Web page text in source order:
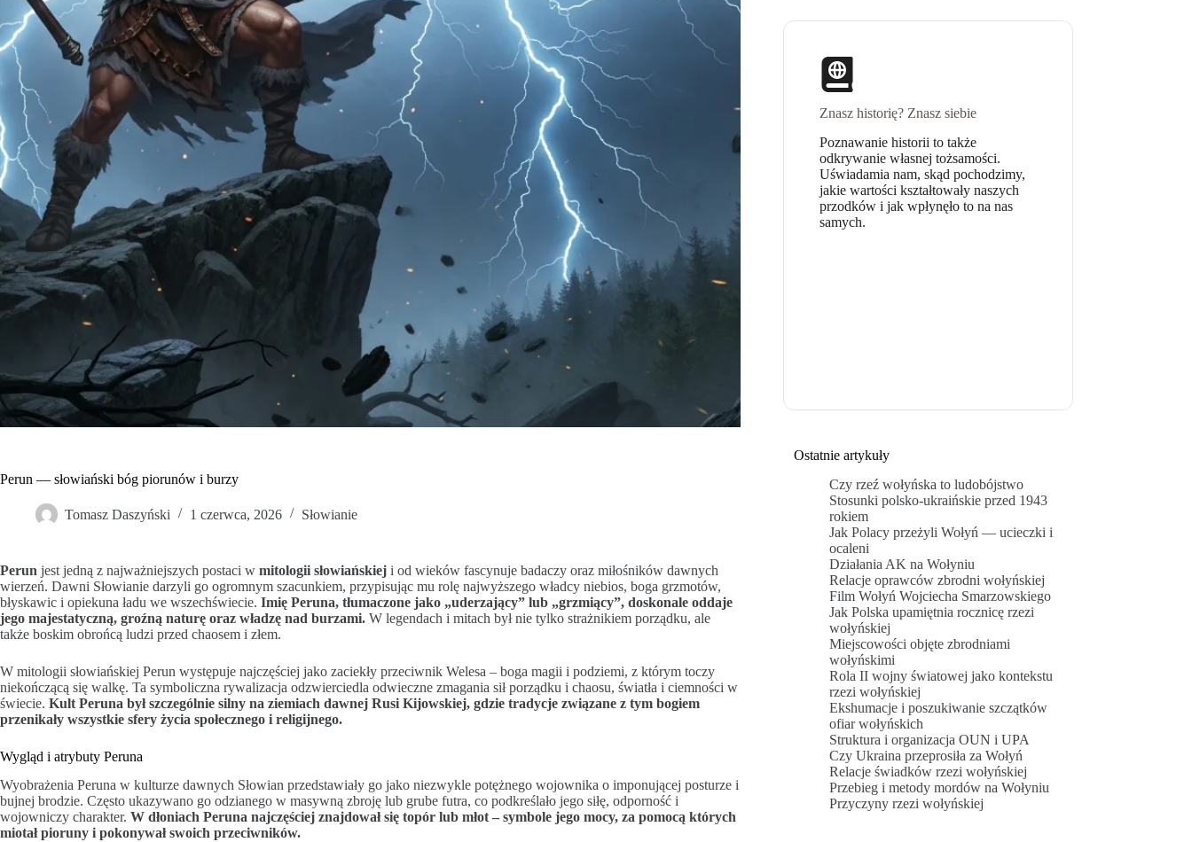
Perun — słowiański bóg piorunów i burzy
Tomasz Daszyński 1 czerwca, 2026 Słowianie
Perun jest jedną z najważniejszych postaci w mitologii słowiańskiej i od wieków fascynuje badaczy oraz miłośników dawnych
wierzeń. Dawni Słowianie darzyli go ogromnym szacunkiem, przypisując mu rolę najwyższego władcy niebios, boga grzmotów,
błyskawic i opiekuna ładu we wszechświecie. Imię Peruna, tłumaczone jako „uderzający” lub „grzmiący”, doskonale oddaje
jego majestatyczną, groźną naturę oraz władzę nad burzami. W legendach i mitach był nie tylko strażnikiem porządku, ale
także boskim obrońcą ludzi przed chaosem i złem.
W mitologii słowiańskiej Perun występuje najczęściej jako zaciekły przeciwnik Welesa – boga magii i podziemi, z którym toczy
niekończącą się walkę. Ta symboliczna rywalizacja odzwierciedla odwieczne zmagania sił porządku i chaosu, światła i ciemności w
świecie. Kult Peruna był szczególnie silny na ziemiach dawnej Rusi Kijowskiej, gdzie tradycje związane z tym bogiem
przenikały wszystkie sfery życia społecznego i religijnego.
Wygląd i atrybuty Peruna
Wyobrażenia Peruna w kulturze dawnych Słowian przedstawiały go jako niezwykle potężnego wojownika o imponującej posturze i
bujnej brodzie. Często ukazywano go odzianego w masywną zbroję lub grube futra, co podkreślało jego siłę, odporność i
wojowniczy charakter. W dłoniach Peruna najczęściej znajdował się topór lub młot – symbole jego mocy, za pomocą których
miotał pioruny i pokonywał swoich przeciwników.
Znasz historię? Znasz siebie
Poznawanie historii to także
odkrywanie własnej tożsamości.
Uświadamia nam, skąd pochodzimy,
jakie wartości kształtowały naszych
przodków i jak wpłynęło to na nas
samych.
Ostatnie artykuły
Czy rzeź wołyńska to ludobójstwo
Stosunki polsko-ukraińskie przed 1943
rokiem
Jak Polacy przeżyli Wołyń — ucieczki i
ocaleni
Działania AK na Wołyniu
Relacje oprawców zbrodni wołyńskiej
Film Wołyń Wojciecha Smarzowskiego
Jak Polska upamiętnia rocznicę rzezi
wołyńskiej
Miejscowości objęte zbrodniami
wołyńskimi
Rola II wojny światowej jako kontekstu
rzezi wołyńskiej
Ekshumacje i poszukiwanie szczątków
ofiar wołyńskich
Struktura i organizacja OUN i UPA
Czy Ukraina przeprosiła za Wołyń
Relacje świadków rzezi wołyńskiej
Przebieg i metody mordów na Wołyniu
Przyczyny rzezi wołyńskiej